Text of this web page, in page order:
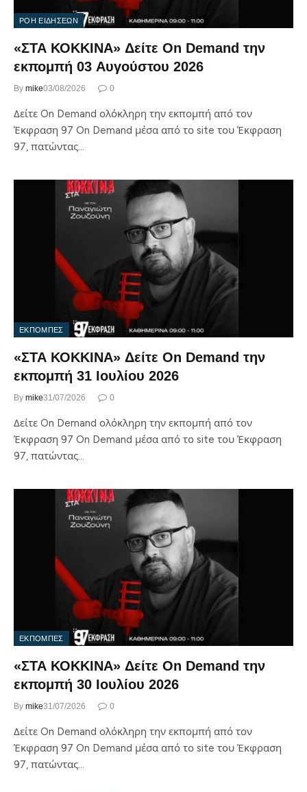
ΡΟΗ ΕΙΔΗΣΕΩΝ
«ΣΤΑ ΚΟΚΚΙΝΑ» Δείτε On Demand την
εκπομπή 03 Αυγούστου 2026
By mike03/08/2026 0
Δείτε On Demand ολόκληρη την εκπομπή από τον
Έκφραση 97 On Demand μέσα από το site του Έκφραση
97, πατώντας…
ΕΚΠΟΜΠΕΣ
«ΣΤΑ ΚΟΚΚΙΝΑ» Δείτε On Demand την
εκπομπή 31 Ιουλίου 2026
By mike31/07/2026 0
Δείτε On Demand ολόκληρη την εκπομπή από τον
Έκφραση 97 On Demand μέσα από το site του Έκφραση
97, πατώντας…
ΕΚΠΟΜΠΕΣ
«ΣΤΑ ΚΟΚΚΙΝΑ» Δείτε On Demand την
εκπομπή 30 Ιουλίου 2026
By mike31/07/2026 0
Δείτε On Demand ολόκληρη την εκπομπή από τον
Έκφραση 97 On Demand μέσα από το site του Έκφραση
97, πατώντας…